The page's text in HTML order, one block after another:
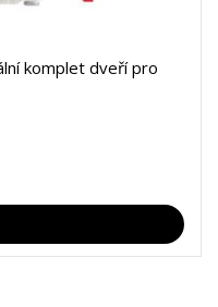
komplet dveří pro